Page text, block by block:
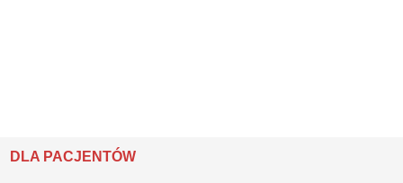
DLA PACJENTÓW